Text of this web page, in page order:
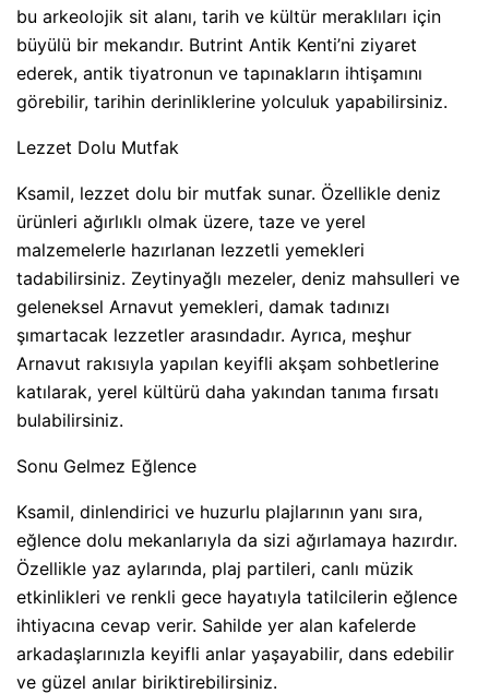
bu arkeolojik sit alanı, tarih ve kültür meraklıları için
büyülü bir mekandır. Butrint Antik Kenti’ni ziyaret
ederek, antik tiyatronun ve tapınakların ihtişamını
görebilir, tarihin derinliklerine yolculuk yapabilirsiniz.
Lezzet Dolu Mutfak
Ksamil, lezzet dolu bir mutfak sunar. Özellikle deniz
ürünleri ağırlıklı olmak üzere, taze ve yerel
malzemelerle hazırlanan lezzetli yemekleri
tadabilirsiniz. Zeytinyağlı mezeler, deniz mahsulleri ve
geleneksel Arnavut yemekleri, damak tadınızı
şımartacak lezzetler arasındadır. Ayrıca, meşhur
Arnavut rakısıyla yapılan keyifli akşam sohbetlerine
katılarak, yerel kültürü daha yakından tanıma fırsatı
bulabilirsiniz.
Sonu Gelmez Eğlence
Ksamil, dinlendirici ve huzurlu plajlarının yanı sıra,
eğlence dolu mekanlarıyla da sizi ağırlamaya hazırdır.
Özellikle yaz aylarında, plaj partileri, canlı müzik
etkinlikleri ve renkli gece hayatıyla tatilcilerin eğlence
ihtiyacına cevap verir. Sahilde yer alan kafelerde
arkadaşlarınızla keyifli anlar yaşayabilir, dans edebilir
ve güzel anılar biriktirebilirsiniz.